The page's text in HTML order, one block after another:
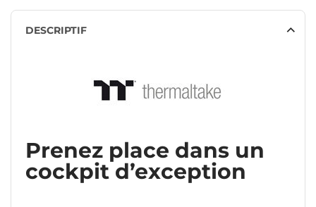
DESCRIPTIF
Prenez place dans un
cockpit d’exception